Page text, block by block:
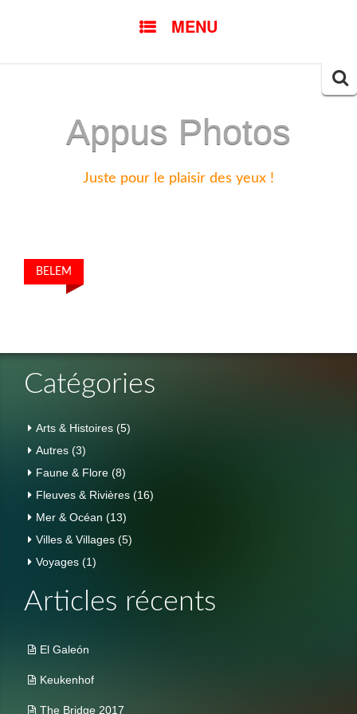
MENU
Appus Photos
Juste pour le plaisir des yeux !
BELEM
Catégories
Arts & Histoires (5)
Autres (3)
Faune & Flore (8)
Fleuves & Rivières (16)
Mer & Océan (13)
Villes & Villages (5)
Voyages (1)
Articles récents
El Galeón
Keukenhof
The Bridge 2017